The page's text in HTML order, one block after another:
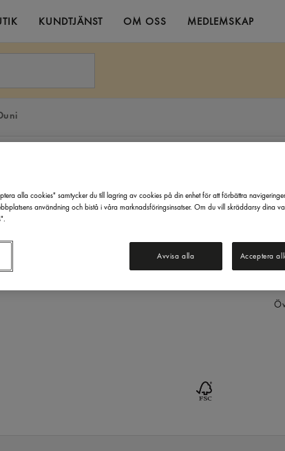
KUNDTJÄNST OM OSS MEDLEMSKAP
alla cookies" samtycker du till lagring av cookies på din enhet för att förbättra
användning och bistå i våra marknadsföringsinsatser. Om du vill skräddarsy dina
Avvisa alla Acceptera